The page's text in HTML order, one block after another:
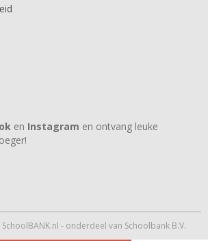
en Instagram en ontvang leuke
- onderdeel van Schoolbank B.V.